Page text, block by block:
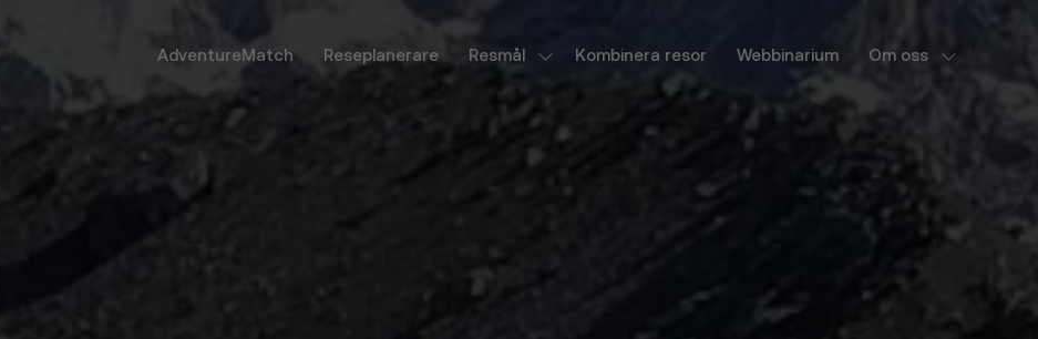
AdventureMatch Reseplanerare Resmål Kombinera resor Webbinarium Om oss